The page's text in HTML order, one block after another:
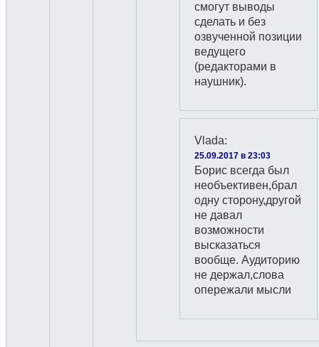
смогут выводы
сделать и без
озвученной позиции
ведущего
(редакторами в
наушник).
Vlada:
25.09.2017 в 23:03
Борис всегда был
необъективен,брал
одну сторону,другой
не давал
возможности
высказаться
вообще. Аудиторию
не держал,слова
опережали мысли